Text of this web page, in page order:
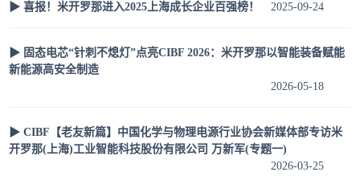
▶ 喜报！米开罗那进入2025上海成长企业百强榜！ 2025-09-24
▶ 固态电芯“针刺不熄灯”点亮CIBF 2026：米开罗那以智能装备赋能
新能源高安全制造
2026-05-18
▶ CIBF【老友新篇】中国化学与物理电源行业协会新媒体部专访米
开罗那(上海)工业智能科技股份有限公司 万新军(专题一)
2026-03-25